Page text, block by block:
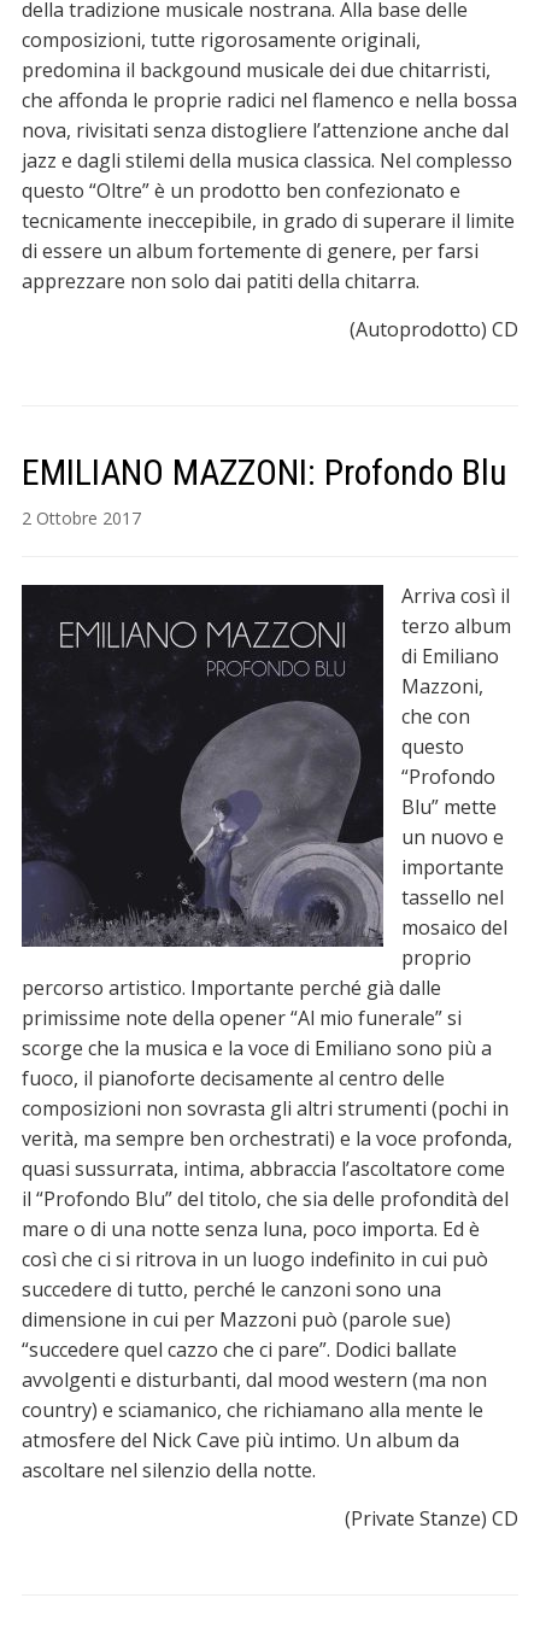
della tradizione musicale nostrana. Alla base delle
composizioni, tutte rigorosamente originali,
predomina il backgound musicale dei due chitarristi,
che affonda le proprie radici nel flamenco e nella bossa
nova, rivisitati senza distogliere l’attenzione anche dal
jazz e dagli stilemi della musica classica. Nel complesso
questo “Oltre” è un prodotto ben confezionato e
tecnicamente ineccepibile, in grado di superare il limite
di essere un album fortemente di genere, per farsi
apprezzare non solo dai patiti della chitarra.
(Autoprodotto) CD
EMILIANO MAZZONI: Profondo Blu
2 Ottobre 2017
Arriva così il
terzo album
di Emiliano
Mazzoni,
che con
questo
“Profondo
Blu” mette
un nuovo e
importante
tassello nel
mosaico del
proprio
percorso artistico. Importante perché già dalle
primissime note della opener “Al mio funerale” si
scorge che la musica e la voce di Emiliano sono più a
fuoco, il pianoforte decisamente al centro delle
composizioni non sovrasta gli altri strumenti (pochi in
verità, ma sempre ben orchestrati) e la voce profonda,
quasi sussurrata, intima, abbraccia l’ascoltatore come
il “Profondo Blu” del titolo, che sia delle profondità del
mare o di una notte senza luna, poco importa. Ed è
così che ci si ritrova in un luogo indefinito in cui può
succedere di tutto, perché le canzoni sono una
dimensione in cui per Mazzoni può (parole sue)
“succedere quel cazzo che ci pare”. Dodici ballate
avvolgenti e disturbanti, dal mood western (ma non
country) e sciamanico, che richiamano alla mente le
atmosfere del Nick Cave più intimo. Un album da
ascoltare nel silenzio della notte.
(Private Stanze) CD